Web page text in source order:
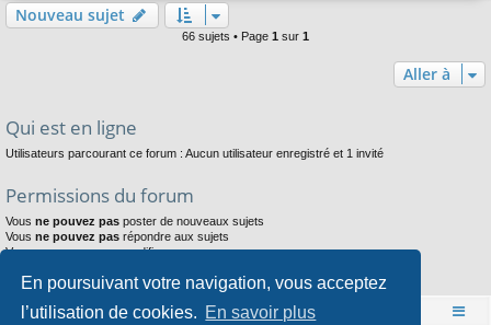
En poursuivant votre navigation, vous acceptez
l’utilisation de cookies. En savoir plus
Nouveau sujet
66 sujets • Page 1 sur 1
Aller à
Qui est en ligne
Utilisateurs parcourant ce forum : Aucun utilisateur enregistré et 1 invité
Permissions du forum
Vous ne pouvez pas poster de nouveaux sujets
Vous ne pouvez pas répondre aux sujets
Vousne pouvez pasmodifier vos messages
Vousne pouvez pasjoindre des fichiers
Accueil Index du forum